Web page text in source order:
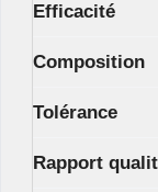
Efficacité
Composition
Tolérance
Rapport